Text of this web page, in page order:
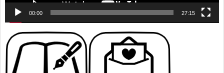
00:00 27:15